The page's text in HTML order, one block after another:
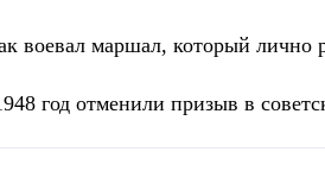
воевал маршал, который лично
год отменили призыв в